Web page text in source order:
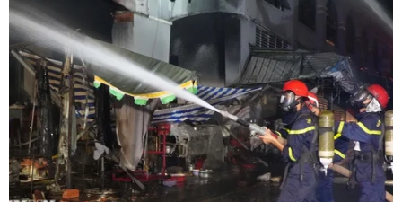
Trong hai ngày 1-2/7, Tòa án Nhân dân thành
phố Hà Nội đã mở phiên tòa xét xử sơ thẩm 12
bị cáo trong vụ án 2 cựu cán bộ công an dùng xe
ôtô công vụ của Công an phường để chở ma túy,
tiếp tay cho đường dây mua bán trái phép ma
túy xuyên quốc gia.